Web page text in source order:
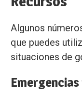
Algunos
que puedes
situaciones de